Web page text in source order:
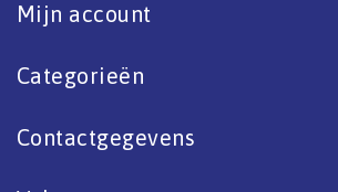
Mijn account
Categorieën
Contactgegevens